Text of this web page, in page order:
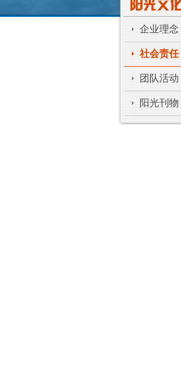
企业理念
社会责任
团队活动
阳光刊物